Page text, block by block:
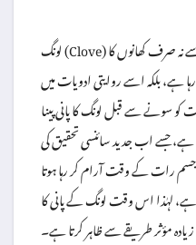
لونگ (Clove) ایک ایسا مصالحہ ہے جسے صدیوں سے نہ صرف کھانوں کا
ہے، بلکہ اسے روایتی ادویات میں
سے قبل لونگ کا پانی پینا
جسے اب جدید سائنسی تحقیق کی
رات کے وقت آرام کر رہا ہوتا
لہٰذا اس وقت لونگ کے پانی کا
مؤثر طریقے سے ظاہر کرتا ہے۔